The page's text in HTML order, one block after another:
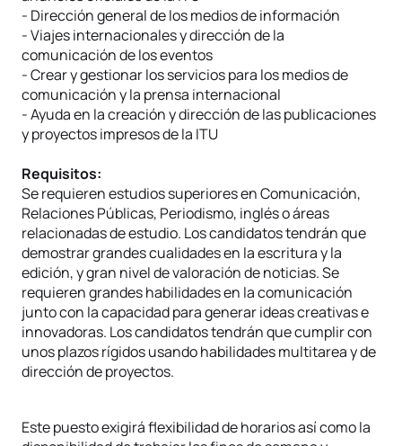
- Dirección general de los medios de información
- Viajes internacionales y dirección de la
comunicación de los eventos
- Crear y gestionar los servicios para los medios de
comunicación y la prensa internacional
- Ayuda en la creación y dirección de las publicaciones
y proyectos impresos de la ITU
Requisitos:
Se requieren estudios superiores en Comunicación,
Relaciones Públicas, Periodismo, inglés o áreas
relacionadas de estudio. Los candidatos tendrán que
demostrar grandes cualidades en la escritura y la
edición, y gran nivel de valoración de noticias. Se
requieren grandes habilidades en la comunicación
junto con la capacidad para generar ideas creativas e
innovadoras. Los candidatos tendrán que cumplir con
unos plazos rígidos usando habilidades multitarea y de
dirección de proyectos.
Este puesto exigirá flexibilidad de horarios así como la